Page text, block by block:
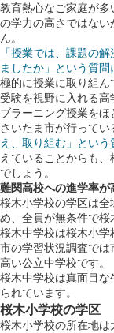
教育熱心なご家庭が
の学力の高さではな
ん。
「授業では、課題の
ましたか」という質問
極的に授業に取り組ん
受験を視野に入れる高
ブラーニング授業をほ
さいたま市が行って
え、取り組む」という
えていることからも
でしょう。
難関高校への進学率
桜木小学校の学区は全
め、全員が無条件で桜
桜木中学校は桜木小学
市の学習状況調査で
高い公立中学校です。
桜木中学校は真面目
られています。
桜木小学校の学区
桜木小学校の所在地